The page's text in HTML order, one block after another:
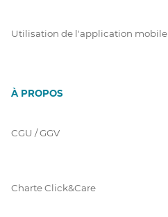
Utilisation de l'application mobile
À PROPOS
CGU / GGV
Charte Click&Care